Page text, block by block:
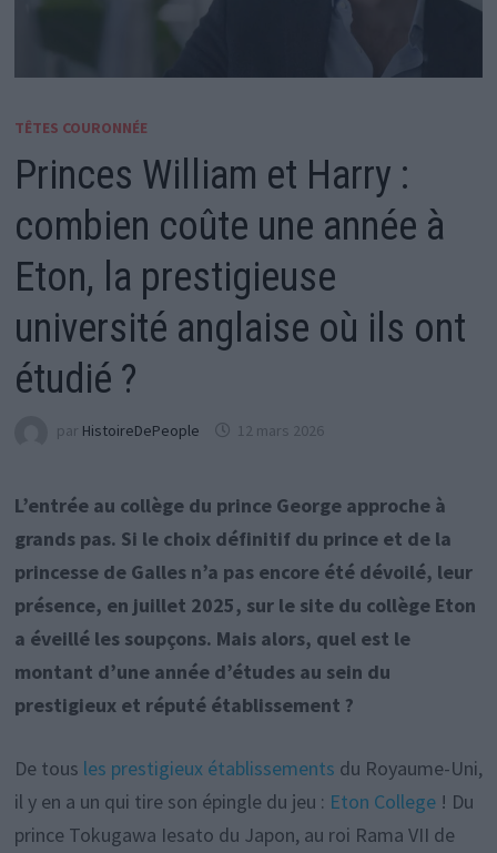
TÊTES COURONNÉE
Princes William et Harry :
combien coûte une année à
Eton, la prestigieuse
université anglaise où ils ont
étudié ?
par HistoireDePeople 12 mars 2026
L’entrée au collège du prince George approche à
grands pas. Si le choix définitif du prince et de la
princesse de Galles n’a pas encore été dévoilé, leur
présence, en juillet 2025, sur le site du collège Eton
a éveillé les soupçons. Mais alors, quel est le
montant d’une année d’études au sein du
prestigieux et réputé établissement ?
De tous les prestigieux établissements du Royaume-Uni,
il y en a un qui tire son épingle du jeu : Eton College! Du
prince Tokugawa Iesato du Japon, au roi Rama VII de